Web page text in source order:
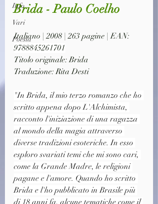
Info
Vari
Poesia
Brida - Paulo Coelho
Italiano | 2008 | 263 pagine | EAN:
9788845261701
Titolo originale: Brida
Traduzione: Rita Desti
"In Brida, il mio terzo romanzo che ho
scritto appena dopo L'Alchimista,
racconto l'iniziazione di una ragazza
al mondo della magia attraverso
diverse tradizioni esoteriche. In esso
esploro svariati temi che mi sono cari,
come la Grande Madre, le religioni
pagane e l'amore. Quando ho scritto
Brida e l'ho pubblicato in Brasile più